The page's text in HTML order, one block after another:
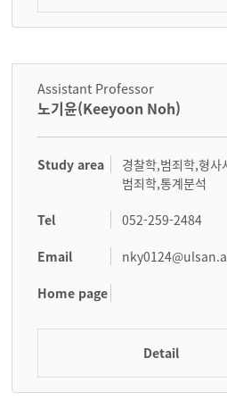
Assistant Professor
노기윤(Keeyoon Noh)
Study area
경찰학,범죄학,형사
범죄학,통계분석
Tel 052-259-2484
Email
Home page
Detail